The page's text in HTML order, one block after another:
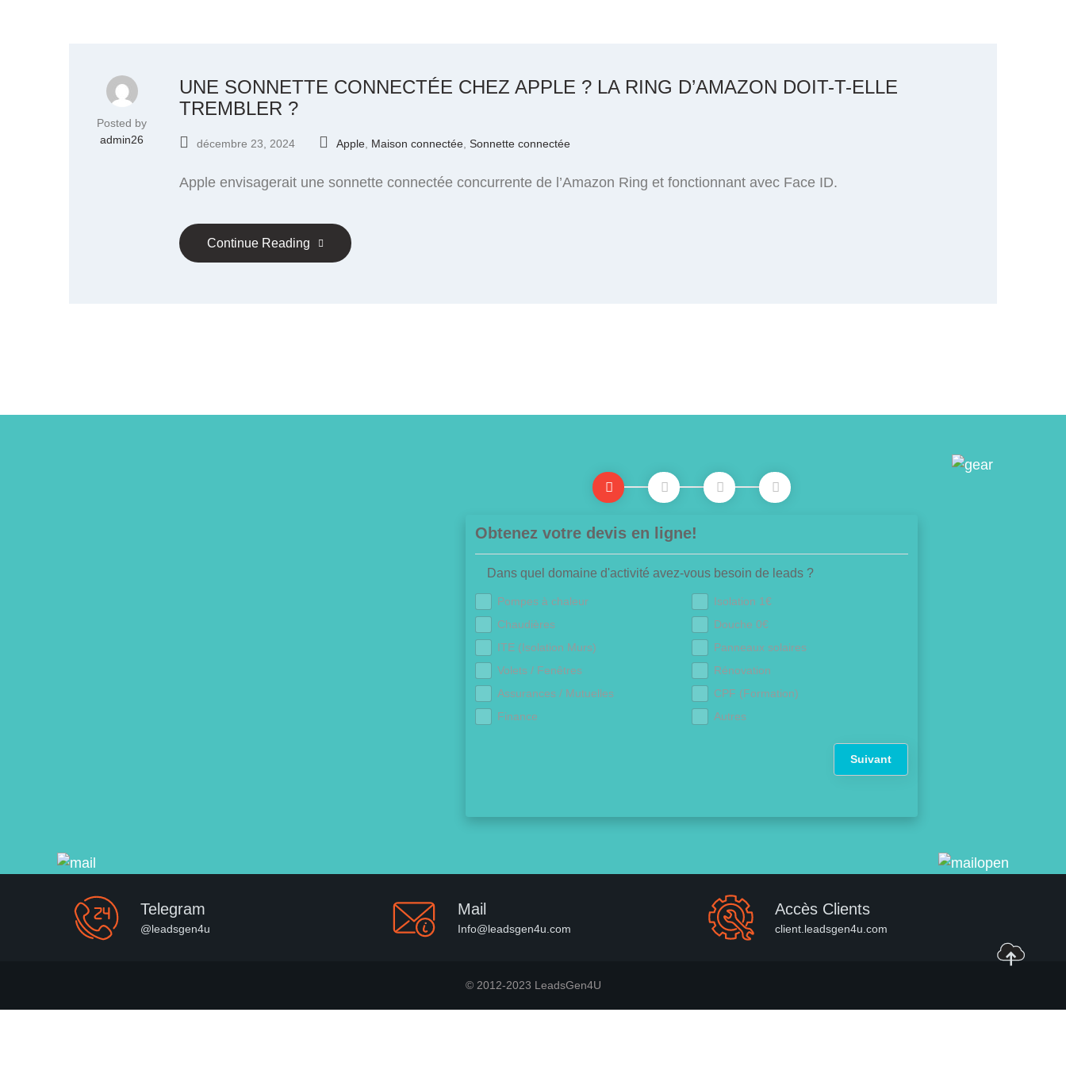
Posted by
admin26
UNE SONNETTE CONNECTÉE CHEZ APPLE ? LA RING D’AMAZON DOIT-T-ELLE
TREMBLER ?
décembre 23, 2024 Apple Maison connectée Sonnette connectée
Apple envisagerait une sonnette connectée concurrente de l’Amazon Ring et fonctionnant avec Face ID.
Continue Reading
Obtenez votre devis en ligne!
Dans quel domaine d'activité avez-vous besoin de leads ?
Pompes à chaleur
Isolation 1€
Chaudières
Douche 0€
ITE (Isolation Murs)
Panneaux solaires
Volets / Fenêtres
Rénovation
Assurances / Mutuelles
CPF (Formation)
Finance
Autres
Suivant
Telegram
@leadsgen4u
Mail
Info@leadsgen4u.com
Accès Clients
client.leadsgen4u.com
© 2012-2023 LeadsGen4U